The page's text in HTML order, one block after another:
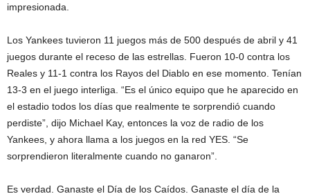
impresionada.
Los Yankees tuvieron 11 juegos más de 500 después de abril y 41
juegos durante el receso de las estrellas. Fueron 10-0 contra los
Reales y 11-1 contra los Rayos del Diablo en ese momento. Tenían
13-3 en el juego interliga. “Es el único equipo que he aparecido en
el estadio todos los días que realmente te sorprendió cuando
perdiste”, dijo Michael Kay, entonces la voz de radio de los
Yankees, y ahora llama a los juegos en la red YES. “Se
sorprendieron literalmente cuando no ganaron”.
Es verdad. Ganaste el Día de los Caídos. Ganaste el día de la